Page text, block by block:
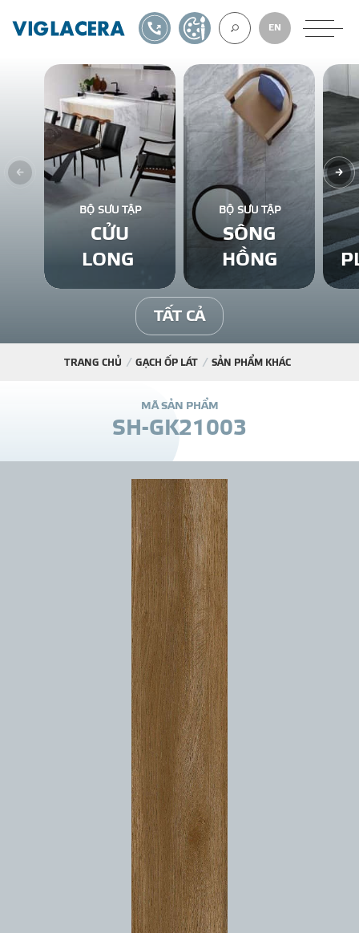
VỀ CHÚNG
GẠCH ỐP LÁT
BÊ TÔNG KHÍ
NGÓI LỢP
KÊNH PHÂN
EN
1900561582TỰ THIẾT KẾ
BỘ SƯU TẬP
CỬU
LONG
BỘ SƯU TẬP
SÔNG
HỒNG
TẤT CẢ
TRANG CHỦ GẠCH ỐP LÁT SẢN PHẨM KHÁC
MÃ SẢN PHẨM
SH-GK21003